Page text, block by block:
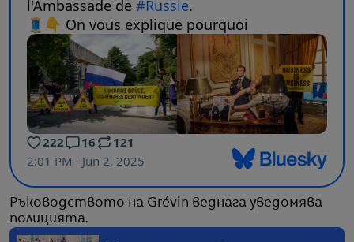
Ръководството на Grévin веднага уведомява
полицията.